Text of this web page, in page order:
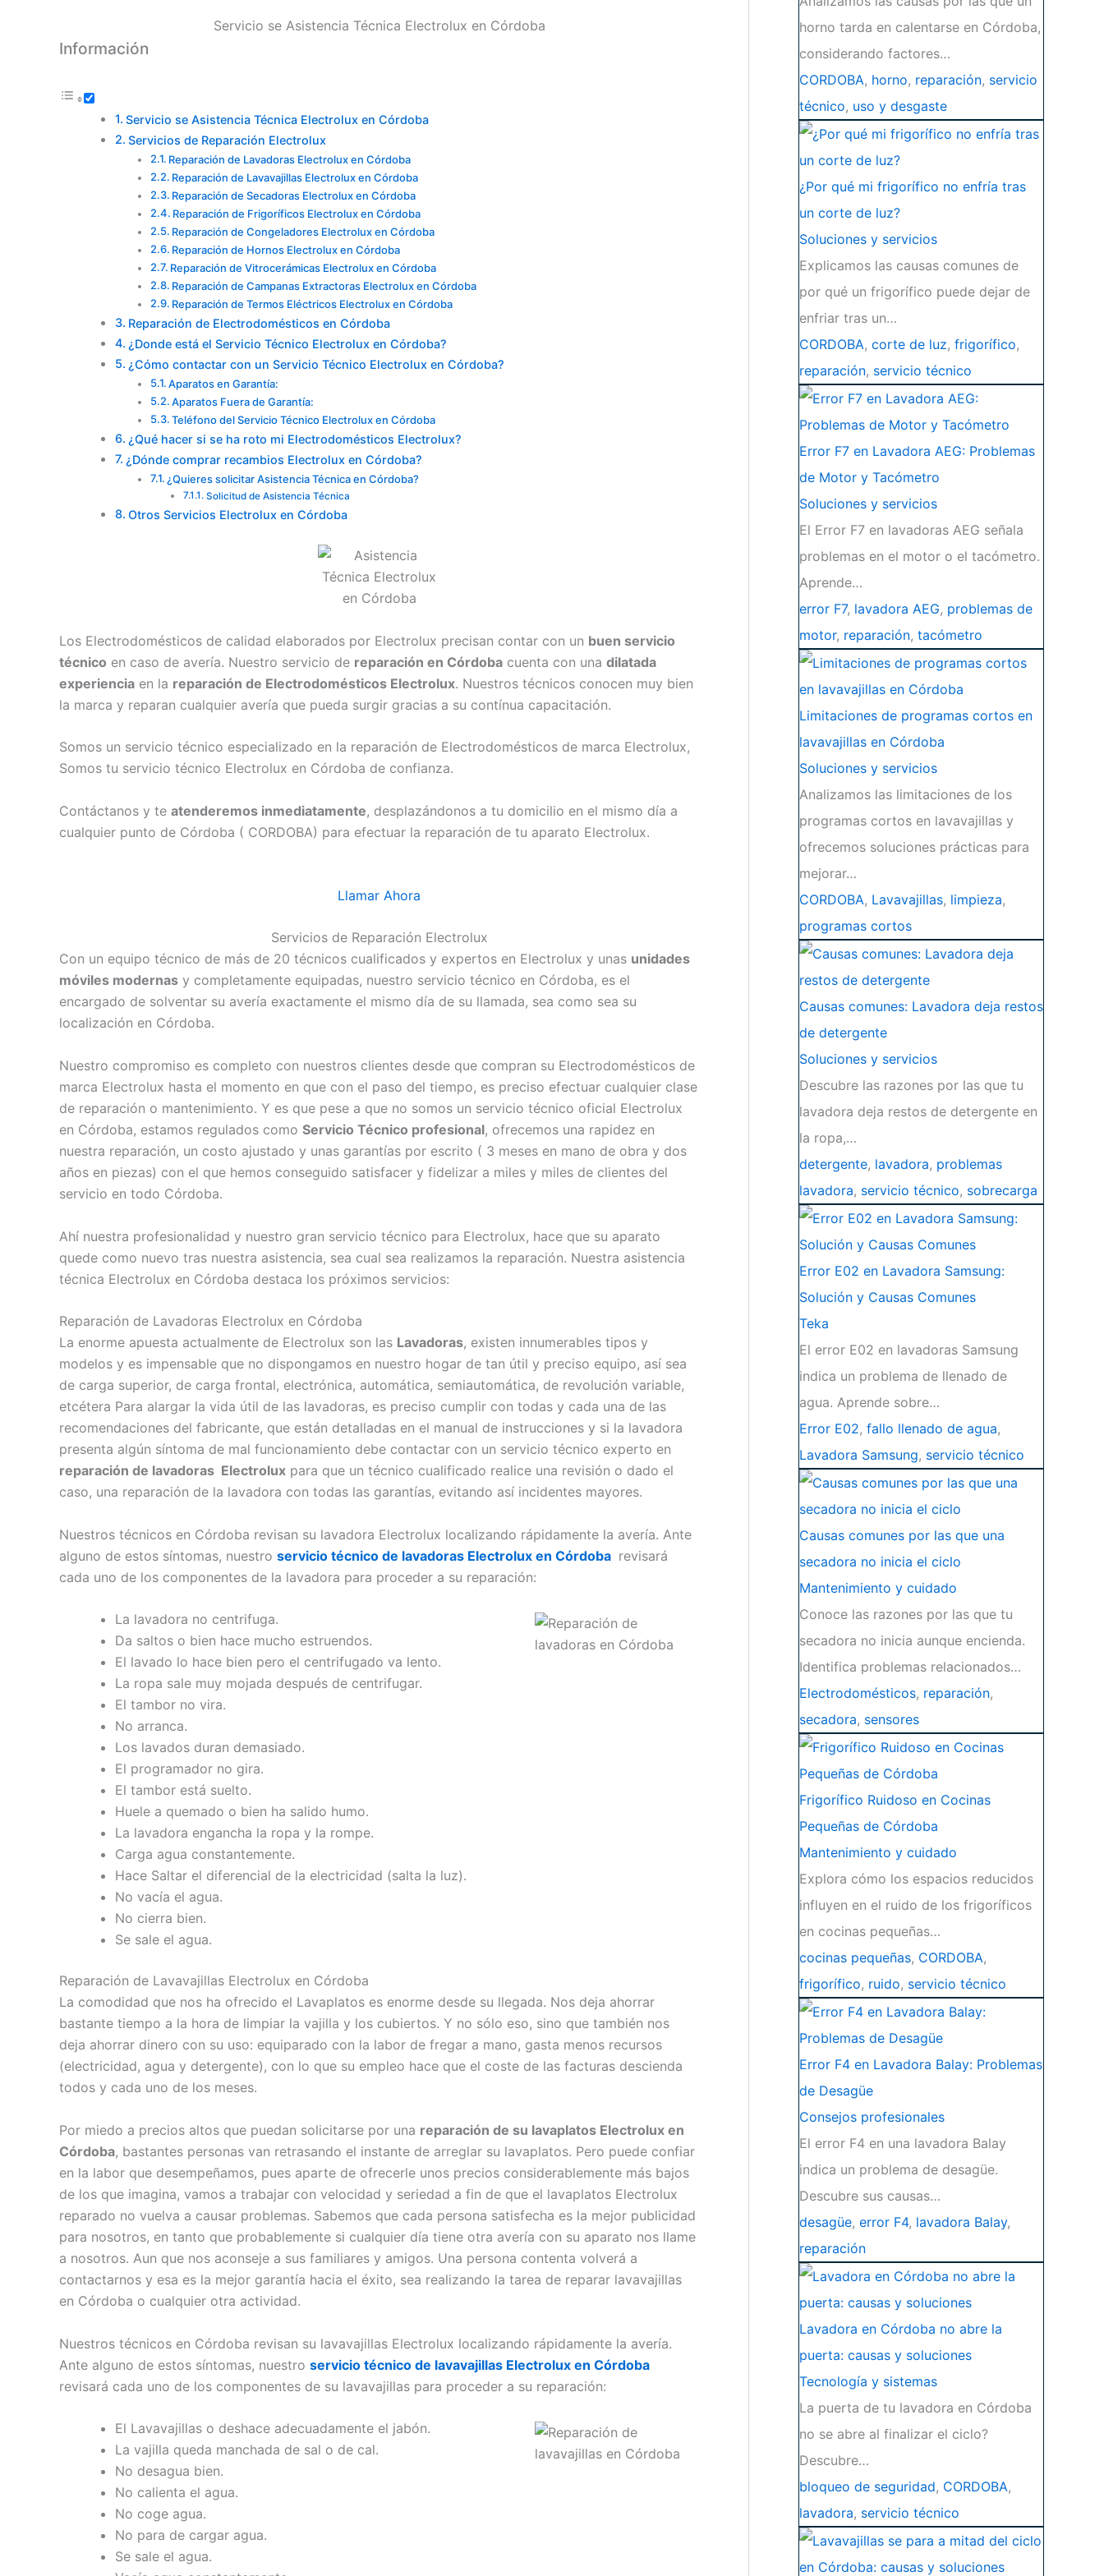
Servicio se Asistencia Técnica Electrolux en Córdoba
Información
Servicio se Asistencia Técnica Electrolux en Córdoba
Servicios de Reparación Electrolux
Reparación de Lavadoras Electrolux en Córdoba
Reparación de Lavavajillas Electrolux en Córdoba
Reparación de Secadoras Electrolux en Córdoba
Reparación de Frigoríficos Electrolux en Córdoba
Reparación de Congeladores Electrolux en Córdoba
Reparación de Hornos Electrolux en Córdoba
Reparación de Vitrocerámicas Electrolux en Córdoba
Reparación de Campanas Extractoras Electrolux en Córdoba
Reparación de Termos Eléctricos Electrolux en Córdoba
Reparación de Electrodomésticos en Córdoba
¿Donde está el Servicio Técnico Electrolux en Córdoba?
¿Cómo contactar con un Servicio Técnico Electrolux en Córdoba?
Aparatos en Garantía:
Aparatos Fuera de Garantía:
Teléfono del Servicio Técnico Electrolux en Córdoba
¿Qué hacer si se ha roto mi Electrodomésticos Electrolux?
¿Dónde comprar recambios Electrolux en Córdoba?
¿Quieres solicitar Asistencia Técnica en Córdoba?
Solicitud de Asistencia Técnica
Otros Servicios Electrolux en Córdoba
Los Electrodomésticos de calidad elaborados por Electrolux precisan contar con un buen servicio
técnico en caso de avería. Nuestro servicio de reparación en Córdoba cuenta con una dilatada
experiencia en la reparación de Electrodomésticos Electrolux. Nuestros técnicos conocen muy bien
la marca y reparan cualquier avería que pueda surgir gracias a su contínua capacitación.
Somos un servicio técnico especializado en la reparación de Electrodomésticos de marca Electrolux,
Somos tu servicio técnico Electrolux en Córdoba de confianza.
Contáctanos y te atenderemos inmediatamente, desplazándonos a tu domicilio en el mismo día a
cualquier punto de Córdoba ( CORDOBA) para efectuar la reparación de tu aparato Electrolux.
Llamar Ahora
Servicios de Reparación Electrolux
Con un equipo técnico de más de 20 técnicos cualificados y expertos en Electrolux y unas unidades
móviles modernas y completamente equipadas, nuestro servicio técnico en Córdoba, es el
encargado de solventar su avería exactamente el mismo día de su llamada, sea como sea su
localización en Córdoba.
Nuestro compromiso es completo con nuestros clientes desde que compran su Electrodomésticos de
marca Electrolux hasta el momento en que con el paso del tiempo, es preciso efectuar cualquier clase
de reparación o mantenimiento. Y es que pese a que no somos un servicio técnico oficial Electrolux
en Córdoba, estamos regulados como Servicio Técnico profesional, ofrecemos una rapidez en
nuestra reparación, un costo ajustado y unas garantías por escrito ( 3 meses en mano de obra y dos
años en piezas) con el que hemos conseguido satisfacer y fidelizar a miles y miles de clientes del
servicio en todo Córdoba.
Ahí nuestra profesionalidad y nuestro gran servicio técnico para Electrolux, hace que su aparato
quede como nuevo tras nuestra asistencia, sea cual sea realizamos la reparación. Nuestra asistencia
técnica Electrolux en Córdoba destaca los próximos servicios:
Reparación de Lavadoras Electrolux en Córdoba
La enorme apuesta actualmente de Electrolux son las Lavadoras, existen innumerables tipos y
modelos y es impensable que no dispongamos en nuestro hogar de tan útil y preciso equipo, así sea
de carga superior, de carga frontal, electrónica, automática, semiautomática, de revolución variable,
etcétera Para alargar la vida útil de las lavadoras, es preciso cumplir con todas y cada una de las
recomendaciones del fabricante, que están detalladas en el manual de instrucciones y si la lavadora
presenta algún síntoma de mal funcionamiento debe contactar con un servicio técnico experto en
reparación de lavadoras Electrolux para que un técnico cualificado realice una revisión o dado el
caso, una reparación de la lavadora con todas las garantías, evitando así incidentes mayores.
Nuestros técnicos en Córdoba revisan su lavadora Electrolux localizando rápidamente la avería. Ante
alguno de estos síntomas, nuestro servicio técnico de lavadoras Electrolux en Córdoba revisará
cada uno de los componentes de la lavadora para proceder a su reparación:
La lavadora no centrifuga.
Da saltos o bien hace mucho estruendos.
El lavado lo hace bien pero el centrifugado va lento.
La ropa sale muy mojada después de centrifugar.
El tambor no vira.
No arranca.
Los lavados duran demasiado.
El programador no gira.
El tambor está suelto.
Huele a quemado o bien ha salido humo.
La lavadora engancha la ropa y la rompe.
Carga agua constantemente.
Hace Saltar el diferencial de la electricidad (salta la luz).
No vacía el agua.
No cierra bien.
Se sale el agua.
Reparación de Lavavajillas Electrolux en Córdoba
La comodidad que nos ha ofrecido el Lavaplatos es enorme desde su llegada. Nos deja ahorrar
bastante tiempo a la hora de limpiar la vajilla y los cubiertos. Y no sólo eso, sino que también nos
deja ahorrar dinero con su uso: equiparado con la labor de fregar a mano, gasta menos recursos
(electricidad, agua y detergente), con lo que su empleo hace que el coste de las facturas descienda
todos y cada uno de los meses.
Por miedo a precios altos que puedan solicitarse por una reparación de su lavaplatos Electrolux en
Córdoba, bastantes personas van retrasando el instante de arreglar su lavaplatos. Pero puede confiar
en la labor que desempeñamos, pues aparte de ofrecerle unos precios considerablemente más bajos
de los que imagina, vamos a trabajar con velocidad y seriedad a fin de que el lavaplatos Electrolux
reparado no vuelva a causar problemas. Sabemos que cada persona satisfecha es la mejor publicidad
para nosotros, en tanto que probablemente si cualquier día tiene otra avería con su aparato nos llame
a nosotros. Aun que nos aconseje a sus familiares y amigos. Una persona contenta volverá a
contactarnos y esa es la mejor garantía hacia el éxito, sea realizando la tarea de reparar lavavajillas
en Córdoba o cualquier otra actividad.
Nuestros técnicos en Córdoba revisan su lavavajillas Electrolux localizando rápidamente la avería.
Ante alguno de estos síntomas, nuestro servicio técnico de lavavajillas Electrolux en Córdoba
revisará cada uno de los componentes de su lavavajillas para proceder a su reparación:
El Lavavajillas o deshace adecuadamente el jabón.
La vajilla queda manchada de sal o de cal.
No desagua bien.
No calienta el agua.
No coge agua.
No para de cargar agua.
Se sale el agua.
horno tarda en calentarse en Córdoba,
considerando factores…
CORDOBA, horno, reparación, servicio
técnico, uso y desgaste
¿Por qué mi frigorífico no enfría tras
un corte de luz?
Soluciones y servicios
Explicamos las causas comunes de
por qué un frigorífico puede dejar de
enfriar tras un…
CORDOBA, corte de luz, frigorífico,
reparación, servicio técnico
Error F7 en Lavadora AEG: Problemas
de Motor y Tacómetro
Soluciones y servicios
El Error F7 en lavadoras AEG señala
problemas en el motor o el tacómetro.
Aprende…
error F7, lavadora AEG, problemas de
motor, reparación, tacómetro
Limitaciones de programas cortos en
lavavajillas en Córdoba
Soluciones y servicios
Analizamos las limitaciones de los
programas cortos en lavavajillas y
ofrecemos soluciones prácticas para
mejorar…
CORDOBA, Lavavajillas, limpieza,
programas cortos
Causas comunes: Lavadora deja restos
de detergente
Soluciones y servicios
Descubre las razones por las que tu
lavadora deja restos de detergente en
la ropa,…
detergente, lavadora, problemas
lavadora, servicio técnico, sobrecarga
Error E02 en Lavadora Samsung:
Solución y Causas Comunes
Teka
El error E02 en lavadoras Samsung
indica un problema de llenado de
agua. Aprende sobre…
Error E02, fallo llenado de agua,
Lavadora Samsung, servicio técnico
Causas comunes por las que una
secadora no inicia el ciclo
Mantenimiento y cuidado
Conoce las razones por las que tu
secadora no inicia aunque encienda.
Identifica problemas relacionados…
Electrodomésticos, reparación,
secadora, sensores
Frigorífico Ruidoso en Cocinas
Pequeñas de Córdoba
Mantenimiento y cuidado
Explora cómo los espacios reducidos
influyen en el ruido de los frigoríficos
en cocinas pequeñas…
cocinas pequeñas, CORDOBA,
frigorífico, ruido, servicio técnico
Error F4 en Lavadora Balay: Problemas
de Desagüe
Consejos profesionales
El error F4 en una lavadora Balay
indica un problema de desagüe.
Descubre sus causas…
desagüe, error F4, lavadora Balay,
reparación
Lavadora en Córdoba no abre la
puerta: causas y soluciones
Tecnología y sistemas
La puerta de tu lavadora en Córdoba
no se abre al finalizar el ciclo?
Descubre…
bloqueo de seguridad, CORDOBA,
lavadora, servicio técnico